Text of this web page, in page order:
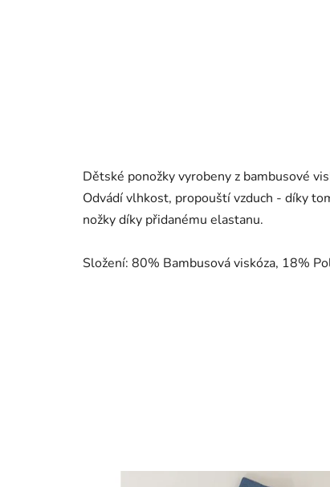
Dětské ponožky vyrobeny z bambusové
Odvádí vlhkost, propouští vzduch - díky
nožky díky přidanému elastanu.
Složení: 80% Bambusová viskóza, 18%